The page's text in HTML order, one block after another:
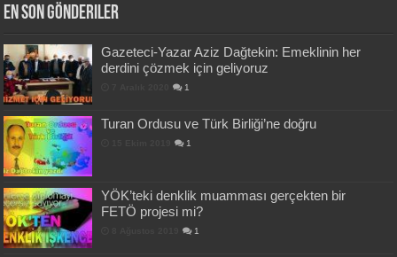
En Son Gönderiler
Gazeteci-Yazar Aziz Dağtekin: Emeklinin her
derdini çözmek için geliyoruz
1
Turan Ordusu ve Türk Birliği’ne doğru
1
YÖK’teki denklik muamması gerçekten bir
FETÖ projesi mi?
1